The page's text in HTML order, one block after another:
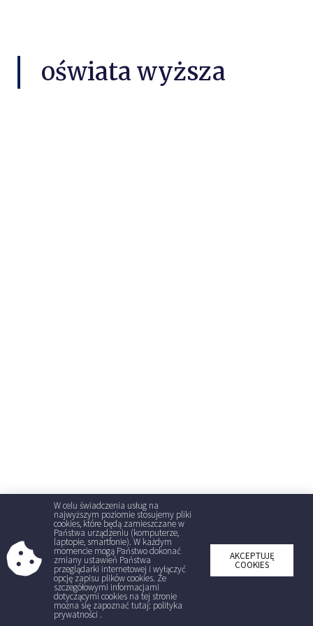
oświata wyższa
W celu świadczenia usług na
najwyższym poziomie stosujemy pliki
cookies, które będą zamieszczane w
Państwa urządzeniu (komputerze,
laptopie, smartfonie). W każdym
momencie mogą Państwo dokonać
zmiany ustawień Państwa
przeglądarki internetowej i wyłączyć
opcję zapisu plików cookies. Ze
szczegółowymi informacjami
dotyczącymi cookies na tej stronie
można się zapoznać tutaj: polityka
prywatności .
AKCEPTUJĘ
COOKIES